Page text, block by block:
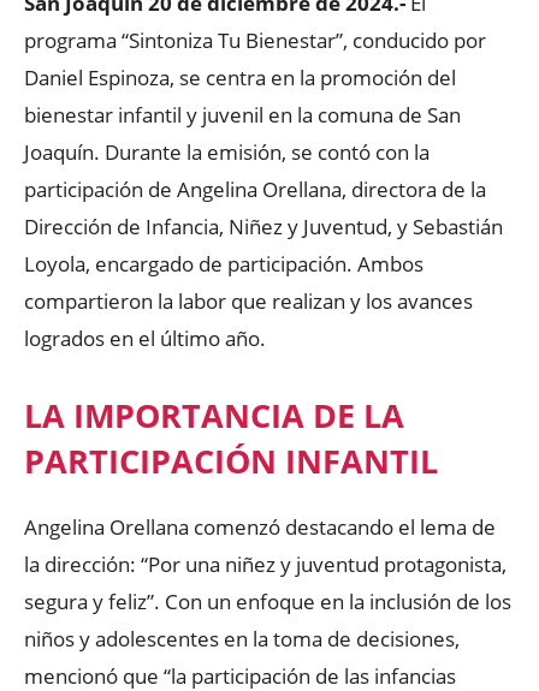
programa “Sintoniza Tu Bienestar”, conducido por
Daniel Espinoza, se centra en la promoción del
bienestar infantil y juvenil en la comuna de San
Joaquín. Durante la emisión, se contó con la
participación de Angelina Orellana, directora de la
Dirección de Infancia, Niñez y Juventud, y Sebastián
Loyola, encargado de participación. Ambos
compartieron la labor que realizan y los avances
logrados en el último año.
LA IMPORTANCIA DE LA
PARTICIPACIÓN INFANTIL
Angelina Orellana comenzó destacando el lema de
la dirección: “Por una niñez y juventud protagonista,
segura y feliz”. Con un enfoque en la inclusión de los
niños y adolescentes en la toma de decisiones,
mencionó que “la participación de las infancias